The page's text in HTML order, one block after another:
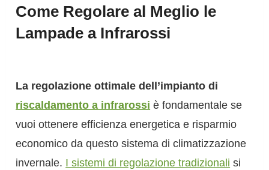
Come Regolare al Meglio le
Lampade a Infrarossi
La regolazione ottimale dell’impianto di
riscaldamento a infrarossi è fondamentale se
vuoi ottenere efficienza energetica e risparmio
economico da questo sistema di climatizzazione
invernale. I sistemi di regolazione tradizionali si